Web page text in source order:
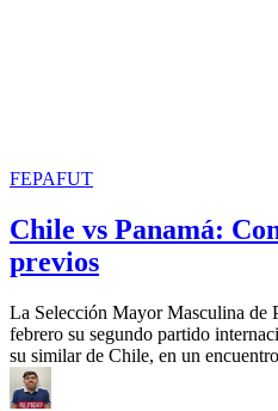
FEPAFUT
Chile vs Panamá:
previos
La Selección Mayor Masculina de
febrero su segundo partido
su similar de Chile, en un